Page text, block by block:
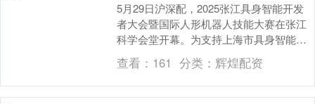
5月29日沪深配，2025张江具身智能开发
者大会暨国际人形机器人技能大赛在张江
科学会堂开幕。为支持上海市具身智能产
业发展，上海市浦东新区围绕产业配套政
策、人才支....
查看： 161 分类： 辉煌配资